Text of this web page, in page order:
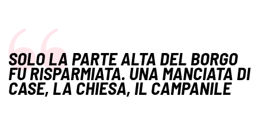
SOLO LA PARTE ALTA DEL BORGO
FU RISPARMIATA. UNA MANCIATA DI
CASE, LA CHIESA, IL CAMPANILE